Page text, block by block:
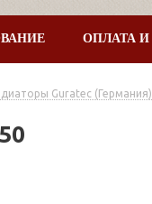
ОПЛАТА И
Guratec (Германия)